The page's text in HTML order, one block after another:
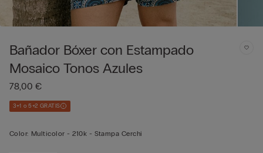
Bañador Bóxer con Estampado
Mosaico Tonos Azules
78,00 €
3+1 o 5+2 GRATIS
Color: Multicolor -210k - Stampa Cerchi